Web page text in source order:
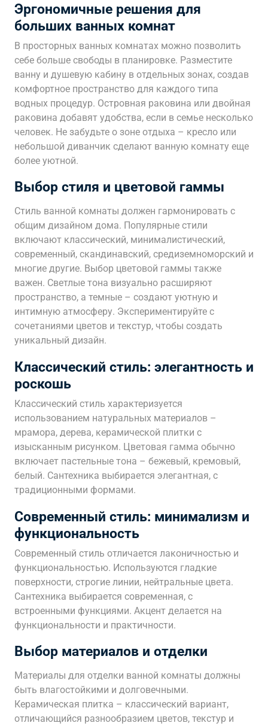
Эргономичные решения для
больших ванных комнат
В просторных ванных комнатах можно позволить
себе больше свободы в планировке. Разместите
ванну и душевую кабину в отдельных зонах, создав
комфортное пространство для каждого типа
водных процедур. Островная раковина или двойная
раковина добавят удобства, если в семье несколько
человек. Не забудьте о зоне отдыха – кресло или
небольшой диванчик сделают ванную комнату еще
более уютной.
Выбор стиля и цветовой гаммы
Стиль ванной комнаты должен гармонировать с
общим дизайном дома. Популярные стили
включают классический, минималистический,
современный, скандинавский, средиземноморский и
многие другие. Выбор цветовой гаммы также
важен. Светлые тона визуально расширяют
пространство, а темные – создают уютную и
интимную атмосферу. Экспериментируйте с
сочетаниями цветов и текстур, чтобы создать
уникальный дизайн.
Классический стиль: элегантность и
роскошь
Классический стиль характеризуется
использованием натуральных материалов –
мрамора, дерева, керамической плитки с
изысканным рисунком. Цветовая гамма обычно
включает пастельные тона – бежевый, кремовый,
белый. Сантехника выбирается элегантная, с
традиционными формами.
Современный стиль: минимализм и
функциональность
Современный стиль отличается лаконичностью и
функциональностью. Используются гладкие
поверхности, строгие линии, нейтральные цвета.
Сантехника выбирается современная, с
встроенными функциями. Акцент делается на
функциональности и практичности.
Выбор материалов и отделки
Материалы для отделки ванной комнаты должны
быть влагостойкими и долговечными.
Керамическая плитка – классический вариант,
отличающийся разнообразием цветов, текстур и